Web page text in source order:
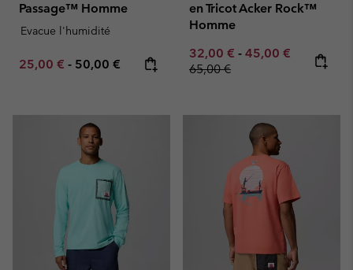
Passage™ Homme
Evacue l'humidité
Minimum sale price:
25,00 € - Maximum price:
50,00 €
en Tricot Acker Rock™
Homme
Minimum sale price:
32,00 € - Maximum sale
45,00 € Regular
65,00 €